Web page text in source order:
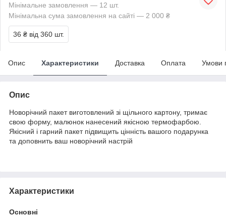
Мінімальне замовлення — 12 шт.
Мінімальна сума замовлення на сайті — 2 000 ₴
36 ₴ від 360 шт.
Опис Характеристики Доставка Оплата Умови
Опис
Новорічний пакет виготовлений зі щільного картону, тримає
свою форму, малюнок нанесений якісною термофарбою.
Якісний і гарний пакет підвищить цінність вашого подарунка
та доповнить ваш новорічний настрій
Характеристики
Основні